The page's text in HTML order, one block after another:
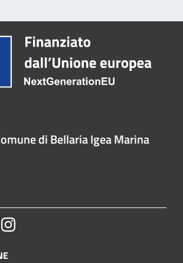
di Bellaria Igea Marina
Instagram